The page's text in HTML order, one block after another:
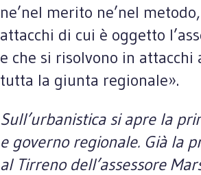
ne’nel merito ne’nel
attacchi di cui è oggetto
e che si risolvono in attacchi
tutta la giunta regionale».
Sull’urbanistica si apre la
e governo regionale. Già la
al Tirreno dell’assessore